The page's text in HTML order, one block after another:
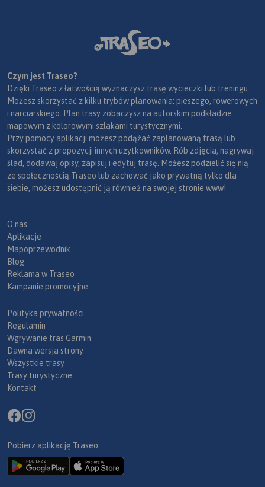
Czym jest Traseo?
Dzięki Traseo z łatwością wyznaczysz trasę wycieczki lub treningu.
Możesz skorzystać z kilku trybów planowania: pieszego, rowerowych
i narciarskiego. Plan trasy zobaczysz na autorskim podkładzie
mapowym z kolorowymi szlakami turystycznymi.
Przy pomocy aplikacji możesz podążać zaplanowaną trasą lub
skorzystać z propozycji innych użytkowników. Rób zdjęcia, nagrywaj
ślad, dodawaj opisy, zapisuj i edytuj trasę. Możesz podzielić się nią
ze społecznością Traseo lub zachować jako prywatną tylko dla
siebie, możesz udostępnić ją również na swojej stronie www!
O nas
Aplikacje
Mapoprzewodnik
Blog
Reklama w Traseo
Kampanie promocyjne
Polityka prywatności
Regulamin
Wgrywanie tras Garmin
Dawna wersja strony
Wszystkie trasy
Trasy turystyczne
Kontakt
Pobierz aplikację Traseo: